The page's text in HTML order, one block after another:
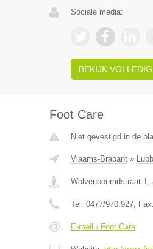
Sociale media:
BEKIJK
Foot Care
Niet gevestigd in de
Vlaams-Brabant»
Wolvenbeemdstraat 1,
Tel: 0477/970.927, Fax:
E-mail › Foot Care